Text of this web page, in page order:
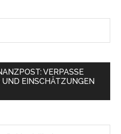
VERPASSE
EINSCHÄTZUNGEN